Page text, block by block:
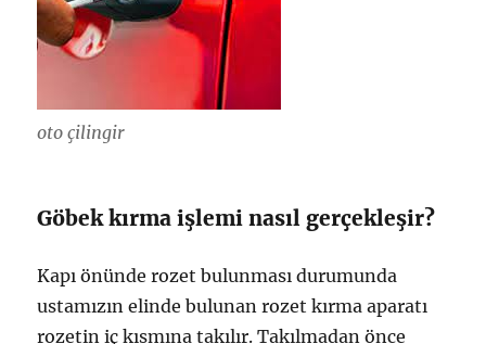
oto çilingir
Göbek kırma işlemi nasıl gerçekleşir?
Kapı önünde rozet bulunması durumunda
ustamızın elinde bulunan rozet kırma aparatı
rozetin iç kısmına takılır. Takılmadan önce